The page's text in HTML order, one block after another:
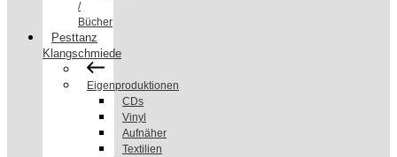
/
Bücher
Pesttanz
Klangschmiede
Eigenproduktionen
CDs
Vinyl
Aufnäher
Textilien